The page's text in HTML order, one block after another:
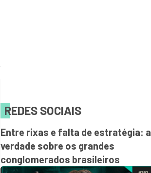
REDES SOCIAIS
Entre rixas e falta de estratégia: a
verdade sobre os grandes
conglomerados brasileiros